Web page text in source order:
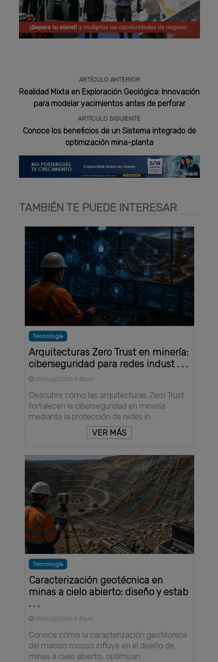
ARTÍCULO ANTERIOR
Realidad Mixta en Exploración Geológica: Innovación
para modelar yacimientos antes de perforar
ARTÍCULO SIGUIENTE
Conoce los beneficios de un Sistema integrado de
optimización mina-planta
TAMBIÉN TE PUEDE INTERESAR
Tecnología
Arquitecturas Zero Trust en minería:
ciberseguridad para redes indust . . .
05/Aug/2026 4:35pm
Descubre cómo las arquitecturas Zero Trust
fortalecen la ciberseguridad en minería
mediante la protección de redes in . . .
VER MÁS
Tecnología
Caracterización geotécnica en
minas a cielo abierto: diseño y estab
. . .
05/Aug/2026 4:31pm
Conoce cómo la caracterización geotécnica
del macizo rocoso influye en el diseño de
minas a cielo abierto, optimizan . . .